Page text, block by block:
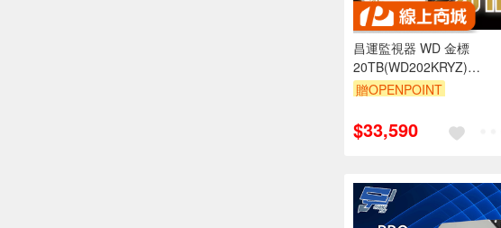
昌運監視器 WD 金標
20TB(WD202KRYZ)
(WD203KRYZ) 3.5吋企業級
贈OPENPOINT
$33,590